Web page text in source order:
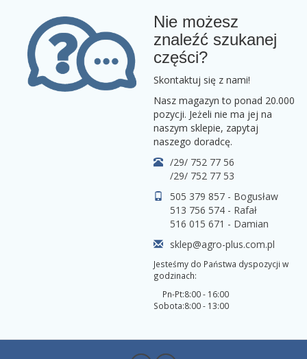
Nie możesz
znaleźć szukanej
części?
Skontaktuj się z nami!
Nasz magazyn to ponad 20.000
pozycji. Jeżeli nie ma jej na
naszym sklepie, zapytaj
naszego doradcę.
/29/ 752 77 56
/29/ 752 77 53
505 379 857 - Bogusław
513 756 574 - Rafał
516 015 671 - Damian
sklep@agro-plus.com.pl
Jesteśmy do Państwa dyspozycji w
godzinach:
Pn-Pt:
Sobota:
8:00 - 16:00
8:00 - 13:00